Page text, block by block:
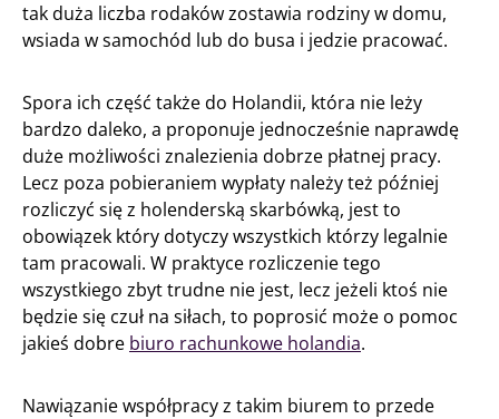
tak duża liczba rodaków zostawia rodziny w domu,
wsiada w samochód lub do busa i jedzie pracować.
Spora ich część także do Holandii, która nie leży
bardzo daleko, a proponuje jednocześnie naprawdę
duże możliwości znalezienia dobrze płatnej pracy.
Lecz poza pobieraniem wypłaty należy też później
rozliczyć się z holenderską skarbówką, jest to
obowiązek który dotyczy wszystkich którzy legalnie
tam pracowali. W praktyce rozliczenie tego
wszystkiego zbyt trudne nie jest, lecz jeżeli ktoś nie
będzie się czuł na siłach, to poprosić może o pomoc
jakieś dobre biuro rachunkowe holandia.
Nawiązanie współpracy z takim biurem to przede